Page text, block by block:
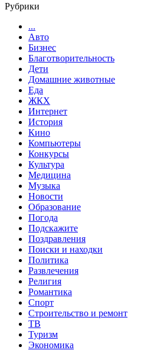
Рубрики
...
Авто
Бизнес
Благотворительность
Дети
Домашние животные
Еда
ЖКХ
Интернет
История
Кино
Компьютеры
Конкурсы
Культура
Медицина
Музыка
Новости
Образование
Погода
Подскажите
Поздравления
Поиски и находки
Политика
Развлечения
Религия
Романтика
Спорт
Строительство и ремонт
ТВ
Туризм
Экономика